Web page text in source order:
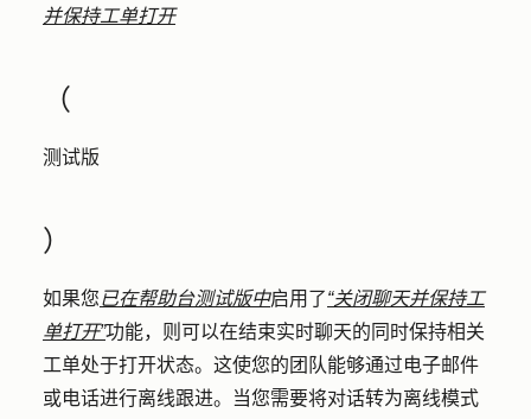
并保持工单打开
（
测试版
）
如果您已在帮助台测试版中启用了“关闭聊天并保持工
单打开”功能，则可以在结束实时聊天的同时保持相关
工单处于打开状态。这使您的团队能够通过电子邮件
或电话进行离线跟进。当您需要将对话转为离线模式